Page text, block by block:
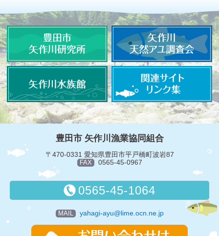
豊田市 矢作川漁業協同組合
〒470-0331 愛知県豊田市平戸橋町波岩87
FAX 0565-45-0967
0565-45-1064
MAIL yahagi-ayu@lime.ocn.ne.jp